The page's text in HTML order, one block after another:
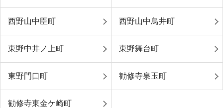
西野山中臣町 西野山中鳥井町
東野中井ノ上町 東野舞台町
東野門口町 勧修寺泉玉町
勧修寺東金ケ崎町